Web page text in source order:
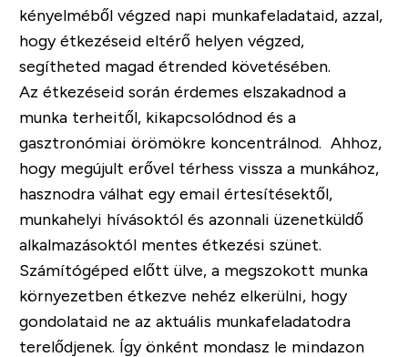
kényelméből végzed napi munkafeladataid, azzal,
hogy étkezéseid eltérő helyen végzed,
segítheted magad étrended követésében.
Az étkezéseid során érdemes elszakadnod a
munka terheitől, kikapcsolódnod és a
gasztronómiai örömökre koncentrálnod. Ahhoz,
hogy megújult erővel térhess vissza a munkához,
hasznodra válhat egy email értesítésektől,
munkahelyi hívásoktól és azonnali üzenetküldő
alkalmazásoktól mentes étkezési szünet.
Számítógéped előtt ülve, a megszokott munka
környezetben étkezve nehéz elkerülni, hogy
gondolataid ne az aktuális munkafeladatodra
terelődjenek. Így önként mondasz le mindazon